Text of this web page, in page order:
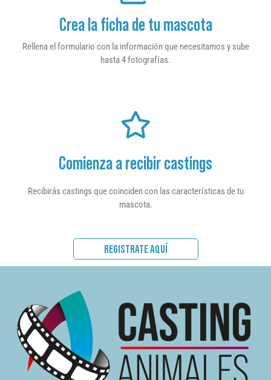
Crea la ficha de tu mascota
Rellena el formulario con la información que necesitamos y sube
hasta 4 fotografías.
Comienza a recibir castings
Recibirás castings que coinciden con las características de tu
mascota.
REGISTRATE AQUÍ